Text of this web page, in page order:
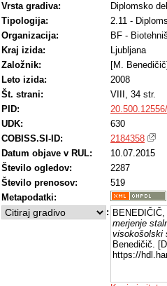
Vrsta gradiva:
Diplomsko
Tipologija:
2.11 -
Organizacija:
BF -
Kraj izida:
Ljubljana
Založnik:
[M.
Leto izida:
2008
Št. strani:
VIII, 34 str.
PID:
UDK:
630
COBISS.SI-ID:
2184358
Datum objave v RUL:
10.07.2015
Število ogledov:
2287
Število prenosov:
519
Metapodatki:
:
merjenje
visokošolski
Benedičič.
https://